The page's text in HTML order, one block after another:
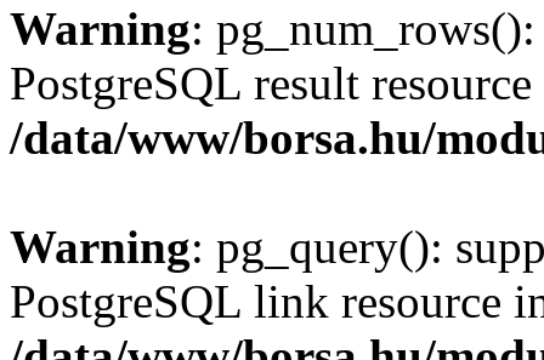
Warning:
PostgreSQL result
/data/www/borsa.hu/
Warning: pg_query():
PostgreSQL link resource